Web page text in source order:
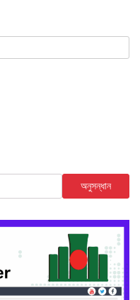
অনুসন্ধান